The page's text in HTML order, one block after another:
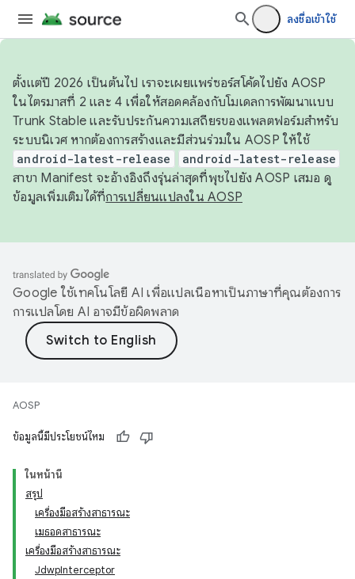
ลงชื่อเข้าใช้
ตั้งแต่ปี 2026 เป็นต้นไป เราจะเผยแพร่ซอร์สโค้ดไปยัง AOSP
ในไตรมาสที่ 2 และ 4 เพื่อให้สอดคล้องกับโมเดลการพัฒนาแบบ
Trunk Stable และรับประกันความเสถียรของแพลตฟอร์มสำหรับ
ระบบนิเวศ หากต้องการสร้างและมีส่วนร่วมใน AOSP ให้ใช้
android-latest-release android-latest-release
สาขา Manifest จะอ้างอิงถึงรุ่นล่าสุดที่พุชไปยัง AOSP เสมอ ดู
ข้อมูลเพิ่มเติมได้ที่การเปลี่ยนแปลงใน AOSP
Google ใช้เทคโนโลยี AI เพื่อแปลเนื้อหาเป็นภาษาที่คุณต้องการ
การแปลโดย AI อาจมีข้อผิดพลาด
AOSP
ข้อมูลนี้มีประโยชน์ไหม
ในหน้านี้
สรุป
เครื่องมือสร้างสาธารณะ
เมธอดสาธารณะ
เครื่องมือสร้างสาธารณะ
JdwpInterceptor